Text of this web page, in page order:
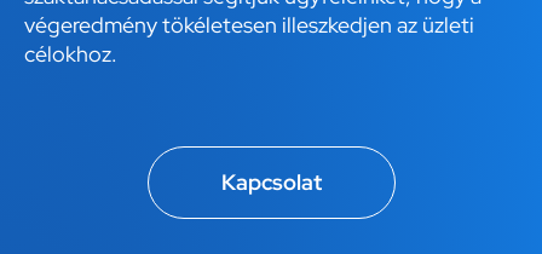
végeredmény tökéletesen illeszkedjen az üzleti
célokhoz.
Kapcsolat